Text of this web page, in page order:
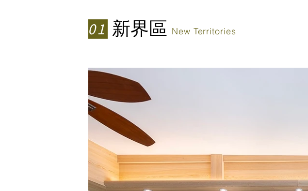
01 新界區 New Territories